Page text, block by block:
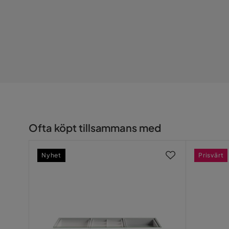
Ofta köpt tillsammans med
Nyhet Prisvärt